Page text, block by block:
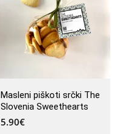
Masleni piškoti srčki The
Slovenia Sweethearts
5.90€